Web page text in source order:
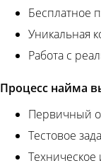
Бесплатное
Уникальная
Работа с
Процесс найма
Первичный
Тестовое